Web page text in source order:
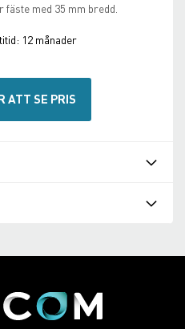
med 35 mm bredd.
12 månader
ATT SE PRIS